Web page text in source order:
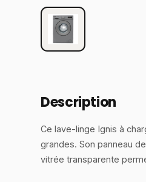
Description
Ce lave-linge Ignis à
grandes. Son panneau
vitrée transparente